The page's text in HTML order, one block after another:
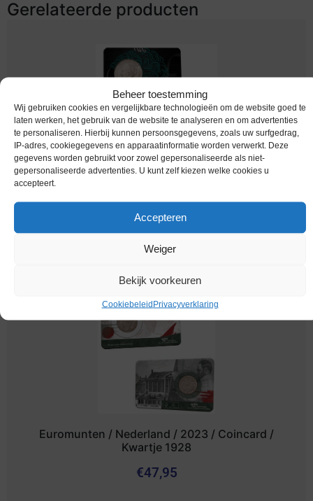
Beheer toestemming
Wij gebruiken cookies en vergelijkbare technologieën om de website goed te
laten werken, het gebruik van de website te analyseren en om advertenties
te personaliseren. Hierbij kunnen persoonsgegevens, zoals uw surfgedrag,
IP-adres, cookiegegevens en apparaatinformatie worden verwerkt. Deze
gegevens worden gebruikt voor zowel gepersonaliseerde als niet-
gepersonaliseerde advertenties. U kunt zelf kiezen welke cookies u
accepteert.
Accepteren
Weiger
Bekijk voorkeuren
CookiebeleidPrivacyverklaring
Gerelateerde producten
Euromunten / Nederland / 2022 / Coincard / 1
€39,95
Euromunten / Nederland / 2023 / Coincard /
Kwartje 1928
€47,95